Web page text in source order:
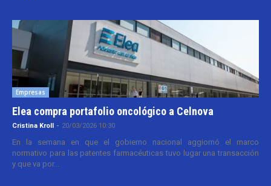
Empresas
Elea compra portafolio oncológico a Celnova
Cristina Kroll - 20/03/2026 10:30
En la semana en que el gobierno nacional aggiornó el marco
normativo para las patentes farmacéuticas tuvo lugar una transacción
y que va por...